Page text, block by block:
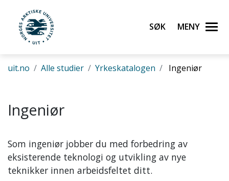
Gå til hovedinnhold
UiT Norges arktiske universitet
Søk Meny
uit.no Alle studier Yrkeskatalogen Ingeniør
Ingeniør
Som ingeniør jobber du med forbedring av
eksisterende teknologi og utvikling av nye
teknikker innen arbeidsfeltet ditt.